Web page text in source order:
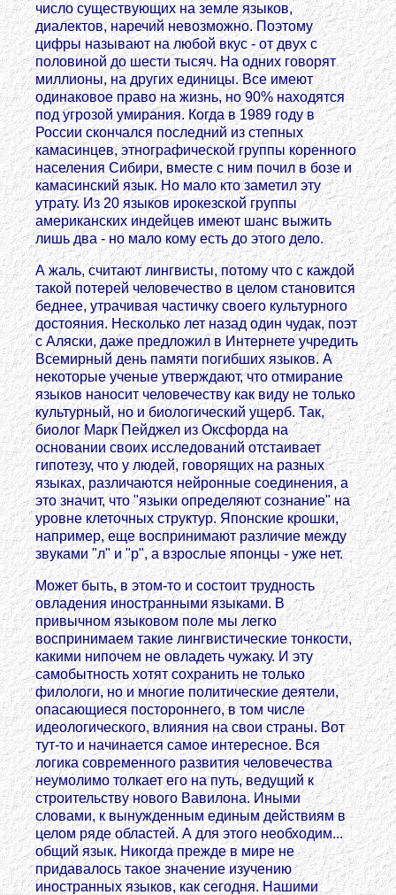
число существующих на земле языков,
диалектов, наречий невозможно. Поэтому
цифры называют на любой вкус - от двух с
половиной до шести тысяч. На одних говорят
миллионы, на других единицы. Все имеют
одинаковое право на жизнь, но 90% находятся
под угрозой умирания. Когда в 1989 году в
России скончался последний из степных
камасинцев, этнографической группы коренного
населения Сибири, вместе с ним почил в бозе и
камасинский язык. Но мало кто заметил эту
утрату. Из 20 языков ирокезской группы
американских индейцев имеют шанс выжить
лишь два - но мало кому есть до этого дело.
А жаль, считают лингвисты, потому что с каждой
такой потерей человечество в целом становится
беднее, утрачивая частичку своего культурного
достояния. Несколько лет назад один чудак, поэт
с Аляски, даже предложил в Интернете учредить
Всемирный день памяти погибших языков. А
некоторые ученые утверждают, что отмирание
языков наносит человечеству как виду не только
культурный, но и биологический ущерб. Так,
биолог Марк Пейджел из Оксфорда на
основании своих исследований отстаивает
гипотезу, что у людей, говорящих на разных
языках, различаются нейронные соединения, а
это значит, что "языки определяют сознание" на
уровне клеточных структур. Японские крошки,
например, еще воспринимают различие между
звуками "л" и "р", а взрослые японцы - уже нет.
Может быть, в этом-то и состоит трудность
овладения иностранными языками. В
привычном языковом поле мы легко
воспринимаем такие лингвистические тонкости,
какими нипочем не овладеть чужаку. И эту
самобытность хотят сохранить не только
филологи, но и многие политические деятели,
опасающиеся постороннего, в том числе
идеологического, влияния на свои страны. Вот
тут-то и начинается самое интересное. Вся
логика современного развития человечества
неумолимо толкает его на путь, ведущий к
строительству нового Вавилона. Иными
словами, к вынужденным единым действиям в
целом ряде областей. А для этого необходим...
общий язык. Никогда прежде в мире не
придавалось такое значение изучению
иностранных языков, как сегодня. Нашими